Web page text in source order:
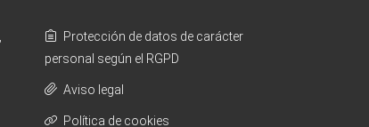
Protección de datos de carácter
personal según el RGPD
Aviso legal
Política de cookies